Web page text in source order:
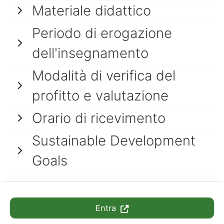
Materiale didattico
Periodo di erogazione
dell'insegnamento
Modalità di verifica del
profitto e valutazione
Orario di ricevimento
Sustainable Development
Goals
Entra